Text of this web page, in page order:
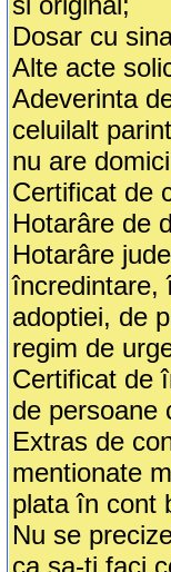
Dosar cu
Alte acte
Adeverinta
celuilalt
nu are
Certificat de
Hotarâre de
Hotarâre
încredintare,
adoptiei, de
regim de
Certificat de
de persoane
Extras de
mentionate
plata în cont
Nu se